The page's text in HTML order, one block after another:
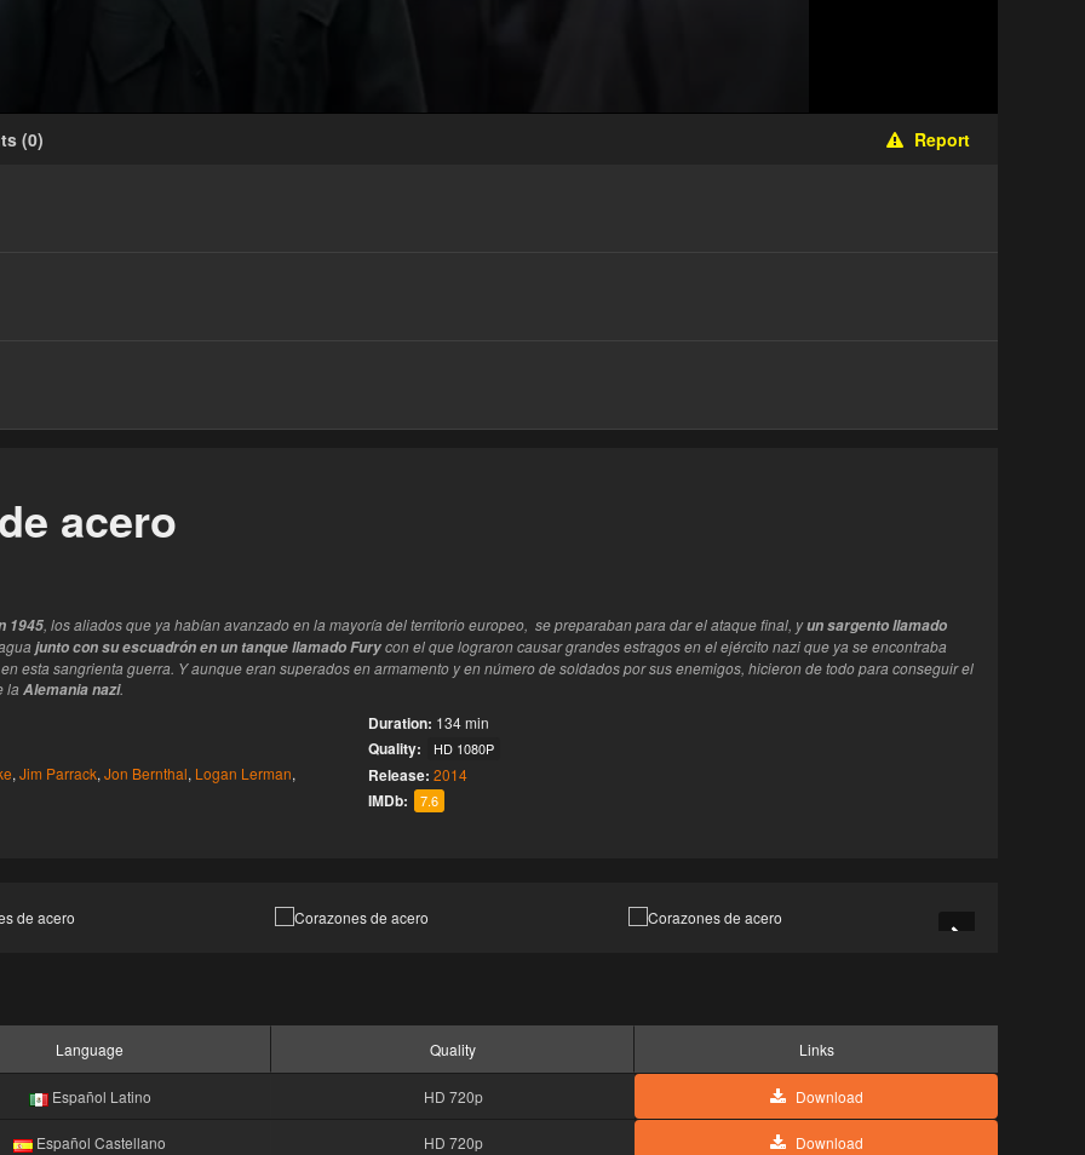
(0) Report
acero
1945, los aliados que ya habían avanzado en la mayoría del territorio europeo, se preparaban para dar el ataque final, yun sargento llamado
junto con suescuadrón en un tanque llamado Furycon el que lograron causar grandes estragos en el ejército nazi que ya se encontraba
esta sangrienta guerra. Y aunque eran superados en armamento y en número de soldados por sus enemigos, hicieron de todo para conseguir el
la Alemania nazi.
, Jim Parrack, Jon Bernthal, Logan Lerman,
Duration: 134 min
Quality: HD 1080P
Release: 2014
IMDb: 7.6
Language Quality Links
Español Latino HD 720p Download
Español Castellano HD 720p Download